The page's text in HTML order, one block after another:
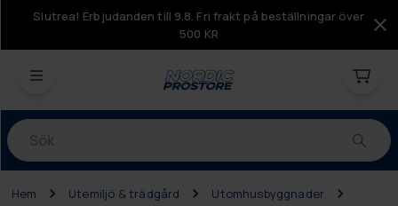
Slutrea! Erbjudanden till 9.8. Fri frakt på beställningar över
500 KR
Produkter
Hem Utemiljö & trädgård
Utomhusbyggnader